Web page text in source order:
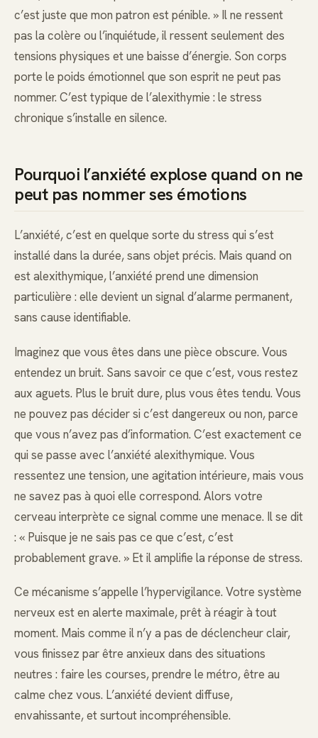
c’est juste que mon patron est pénible. » Il ne ressent
pas la colère ou l’inquiétude, il ressent seulement des
tensions physiques et une baisse d’énergie. Son corps
porte le poids émotionnel que son esprit ne peut pas
nommer. C’est typique de l’alexithymie : le stress
chronique s’installe en silence.
Pourquoi l’anxiété explose quand on ne
peut pas nommer ses émotions
L’anxiété, c’est en quelque sorte du stress qui s’est
installé dans la durée, sans objet précis. Mais quand on
est alexithymique, l’anxiété prend une dimension
particulière : elle devient un signal d’alarme permanent,
sans cause identifiable.
Imaginez que vous êtes dans une pièce obscure. Vous
entendez un bruit. Sans savoir ce que c’est, vous restez
aux aguets. Plus le bruit dure, plus vous êtes tendu. Vous
ne pouvez pas décider si c’est dangereux ou non, parce
que vous n’avez pas d’information. C’est exactement ce
qui se passe avec l’anxiété alexithymique. Vous
ressentez une tension, une agitation intérieure, mais vous
ne savez pas à quoi elle correspond. Alors votre
cerveau interprète ce signal comme une menace. Il se dit
: « Puisque je ne sais pas ce que c’est, c’est
probablement grave. » Et il amplifie la réponse de stress.
Ce mécanisme s’appelle l’hypervigilance. Votre système
nerveux est en alerte maximale, prêt à réagir à tout
moment. Mais comme il n’y a pas de déclencheur clair,
vous finissez par être anxieux dans des situations
neutres : faire les courses, prendre le métro, être au
calme chez vous. L’anxiété devient diffuse,
envahissante, et surtout incompréhensible.